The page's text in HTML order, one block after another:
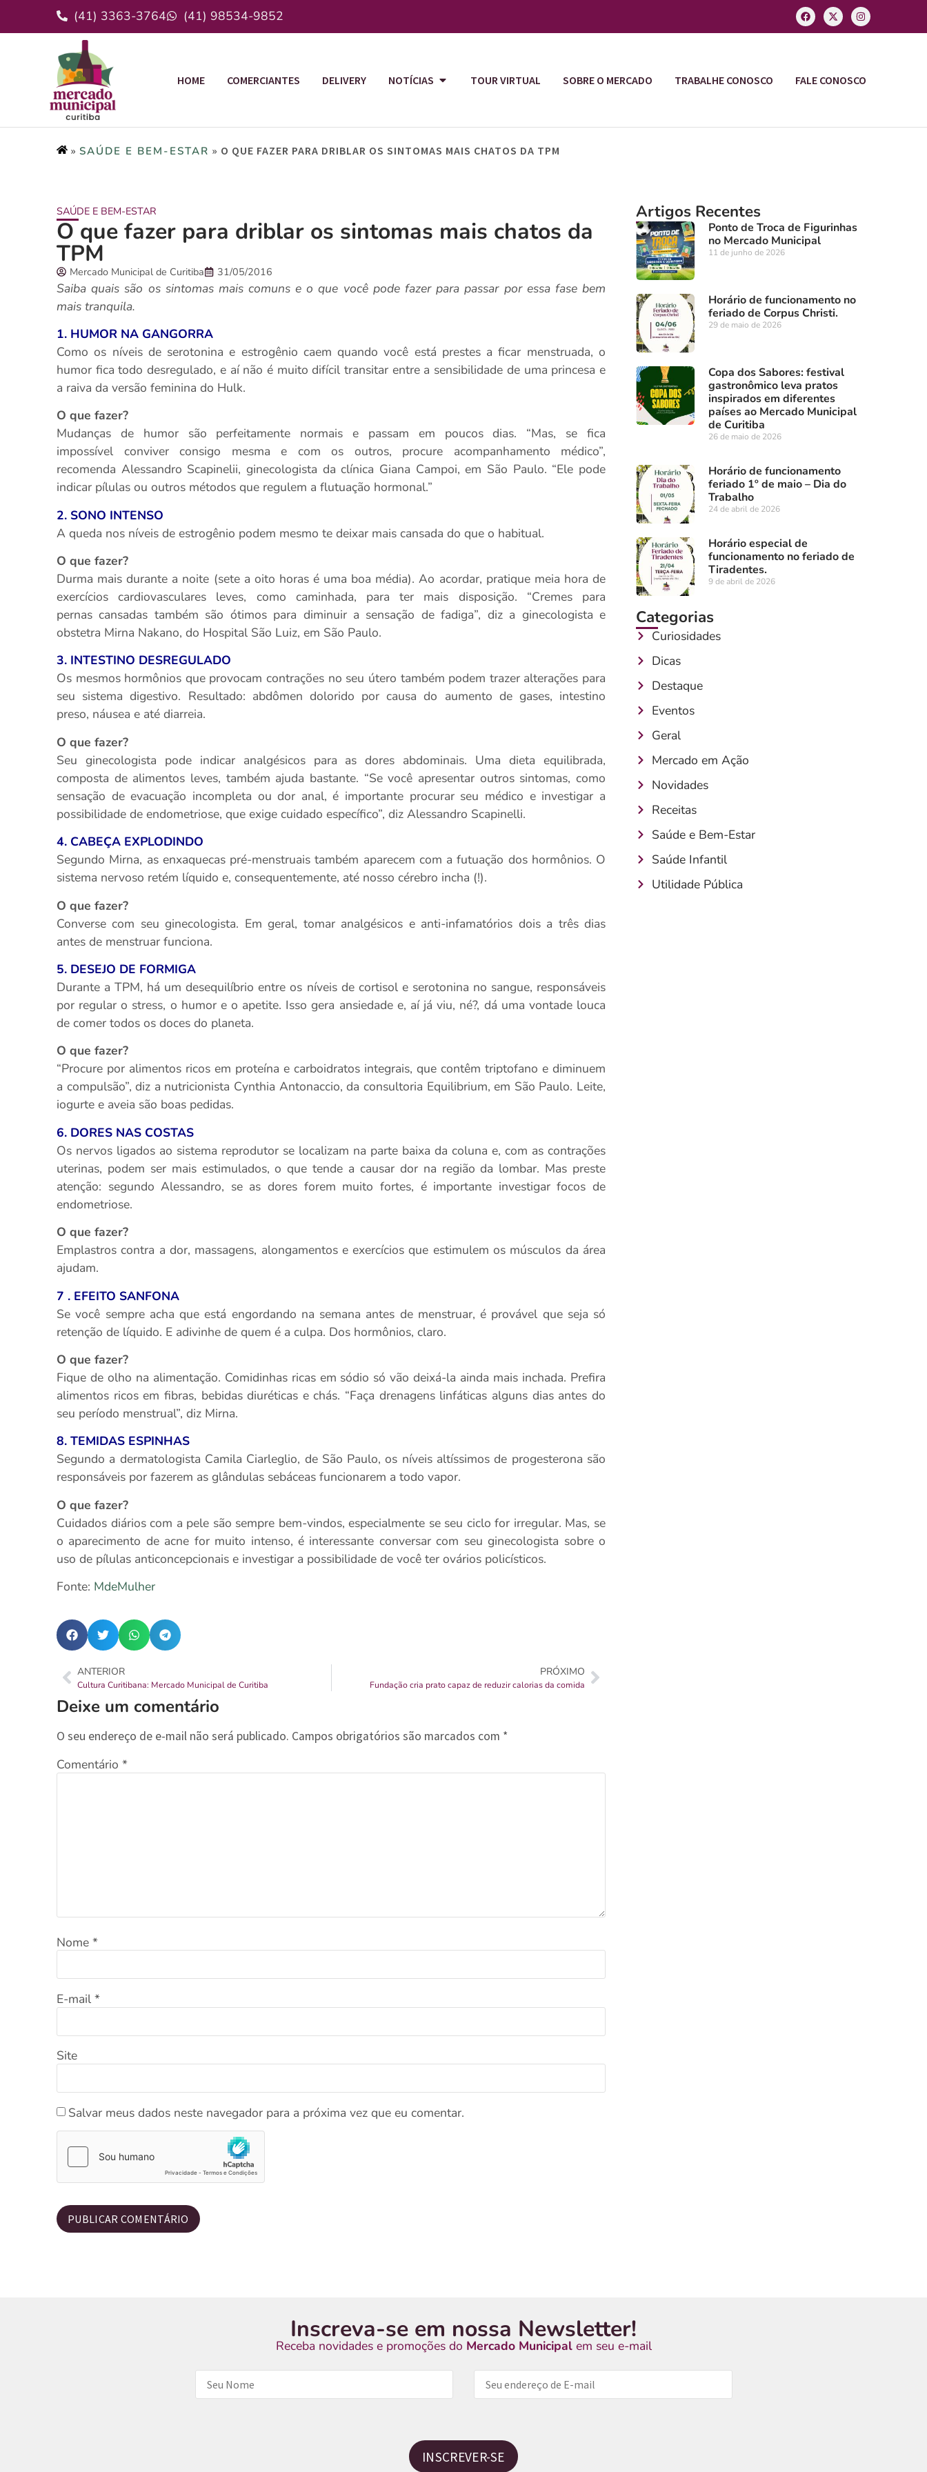
(41) 3363-3764 (41) 98534-9852
HOME COMERCIANTES DELIVERY NOTÍCIAS TOUR VIRTUAL SOBRE O MERCADO TRABALHE CONOSCO FALE CONOSCO
» SAÚDE E BEM-ESTAR » O QUE FAZER PARA DRIBLAR OS SINTOMAS MAIS CHATOS DA TPM
SAÚDE E BEM-ESTAR
O que fazer para driblar os sintomas mais chatos da
TPM
Mercado Municipal de Curitiba 31/05/2016
Saiba quais são os sintomas mais comuns e o que você pode fazer para passar por essa fase bem
mais tranquila.
1. HUMOR NA GANGORRA
Como os níveis de serotonina e estrogênio caem quando você está prestes a ficar menstruada, o
humor fica todo desregulado, e aí não é muito difícil transitar entre a sensibilidade de uma princesa e
a raiva da versão feminina do Hulk.
O que fazer?
Mudanças de humor são perfeitamente normais e passam em poucos dias. “Mas, se fica
impossível conviver consigo mesma e com os outros, procure acompanhamento médico”,
recomenda Alessandro Scapinelii, ginecologista da clínica Giana Campoi, em São Paulo. “Ele pode
indicar pílulas ou outros métodos que regulem a flutuação hormonal.”
2. SONO INTENSO
A queda nos níveis de estrogênio podem mesmo te deixar mais cansada do que o habitual.
O que fazer?
Durma mais durante a noite (sete a oito horas é uma boa média). Ao acordar, pratique meia hora de
exercícios cardiovasculares leves, como caminhada, para ter mais disposição. “Cremes para
pernas cansadas também são ótimos para diminuir a sensação de fadiga”, diz a ginecologista e
obstetra Mirna Nakano, do Hospital São Luiz, em São Paulo.
3. INTESTINO DESREGULADO
Os mesmos hormônios que provocam contrações no seu útero também podem trazer alterações para
seu sistema digestivo. Resultado: abdômen dolorido por causa do aumento de gases, intestino
preso, náusea e até diarreia.
O que fazer?
Seu ginecologista pode indicar analgésicos para as dores abdominais. Uma dieta equilibrada,
composta de alimentos leves, também ajuda bastante. “Se você apresentar outros sintomas, como
sensação de evacuação incompleta ou dor anal, é importante procurar seu médico e investigar a
possibilidade de endometriose, que exige cuidado específico”, diz Alessandro Scapinelli.
4. CABEÇA EXPLODINDO
Segundo Mirna, as enxaquecas pré-menstruais também aparecem com a futuação dos hormônios. O
sistema nervoso retém líquido e, consequentemente, até nosso cérebro incha (!).
O que fazer?
Converse com seu ginecologista. Em geral, tomar analgésicos e anti-infamatórios dois a três dias
antes de menstruar funciona.
5. DESEJO DE FORMIGA
Durante a TPM, há um desequilíbrio entre os níveis de cortisol e serotonina no sangue, responsáveis
por regular o stress, o humor e o apetite. Isso gera ansiedade e, aí já viu, né?, dá uma vontade louca
de comer todos os doces do planeta.
O que fazer?
“Procure por alimentos ricos em proteína e carboidratos integrais, que contêm triptofano e diminuem
a compulsão”, diz a nutricionista Cynthia Antonaccio, da consultoria Equilibrium, em São Paulo. Leite,
iogurte e aveia são boas pedidas.
6. DORES NAS COSTAS
Os nervos ligados ao sistema reprodutor se localizam na parte baixa da coluna e, com as contrações
uterinas, podem ser mais estimulados, o que tende a causar dor na região da lombar. Mas preste
atenção: segundo Alessandro, se as dores forem muito fortes, é importante investigar focos de
endometriose.
O que fazer?
Emplastros contra a dor, massagens, alongamentos e exercícios que estimulem os músculos da área
ajudam.
7 . EFEITO SANFONA
Se você sempre acha que está engordando na semana antes de menstruar, é provável que seja só
retenção de líquido. E adivinhe de quem é a culpa. Dos hormônios, claro.
O que fazer?
Fique de olho na alimentação. Comidinhas ricas em sódio só vão deixá-la ainda mais inchada. Prefira
alimentos ricos em fibras, bebidas diuréticas e chás. “Faça drenagens linfáticas alguns dias antes do
seu período menstrual”, diz Mirna.
8. TEMIDAS ESPINHAS
Segundo a dermatologista Camila Ciarleglio, de São Paulo, os níveis altíssimos de progesterona são
responsáveis por fazerem as glândulas sebáceas funcionarem a todo vapor.
O que fazer?
Cuidados diários com a pele são sempre bem-vindos, especialmente se seu ciclo for irregular. Mas, se
o aparecimento de acne for muito intenso, é interessante conversar com seu ginecologista sobre o
uso de pílulas anticoncepcionais e investigar a possibilidade de você ter ovários policísticos.
Fonte: MdeMulher
ANTERIOR
Cultura Curitibana: Mercado Municipal de Curitiba
PRÓXIMO
Fundação cria prato capaz de reduzir calorias da comida
Deixe um comentário
O seu endereço de e-mail não será publicado. Campos obrigatórios são marcados com *
Comentário *
Nome *
E-mail *
Site
Salvar meus dados neste navegador para a próxima vez que eu comentar.
Artigos Recentes
Ponto de Troca de Figurinhas
no Mercado Municipal
11 de junho de 2026
Horário de funcionamento no
feriado de Corpus Christi.
29 de maio de 2026
Copa dos Sabores: festival
gastronômico leva pratos
inspirados em diferentes
países ao Mercado Municipal
de Curitiba
26 de maio de 2026
Horário de funcionamento
feriado 1º de maio – Dia do
Trabalho
24 de abril de 2026
Horário especial de
funcionamento no feriado de
Tiradentes.
9 de abril de 2026
Categorias
Curiosidades
Dicas
Destaque
Eventos
Geral
Mercado em Ação
Novidades
Receitas
Saúde e Bem-Estar
Saúde Infantil
Utilidade Pública
Inscreva-se em nossa Newsletter!
Receba novidades e promoções do Mercado Municipalem seu e-mail
INSCREVER-SE